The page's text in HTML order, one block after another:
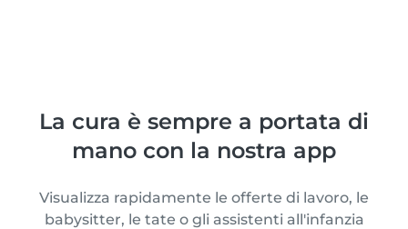
La cura è sempre a portata di
mano con la nostra app
Visualizza rapidamente le offerte di lavoro, le
babysitter, le tate o gli assistenti all'infanzia